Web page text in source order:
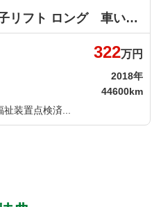
№141 ハイエース 車椅子リフト ロング 車いす仕様車 Ｃタイプ ルーフサイドウインドゥあり トヨタ
322万円
2018年
44600km
装置点検済...